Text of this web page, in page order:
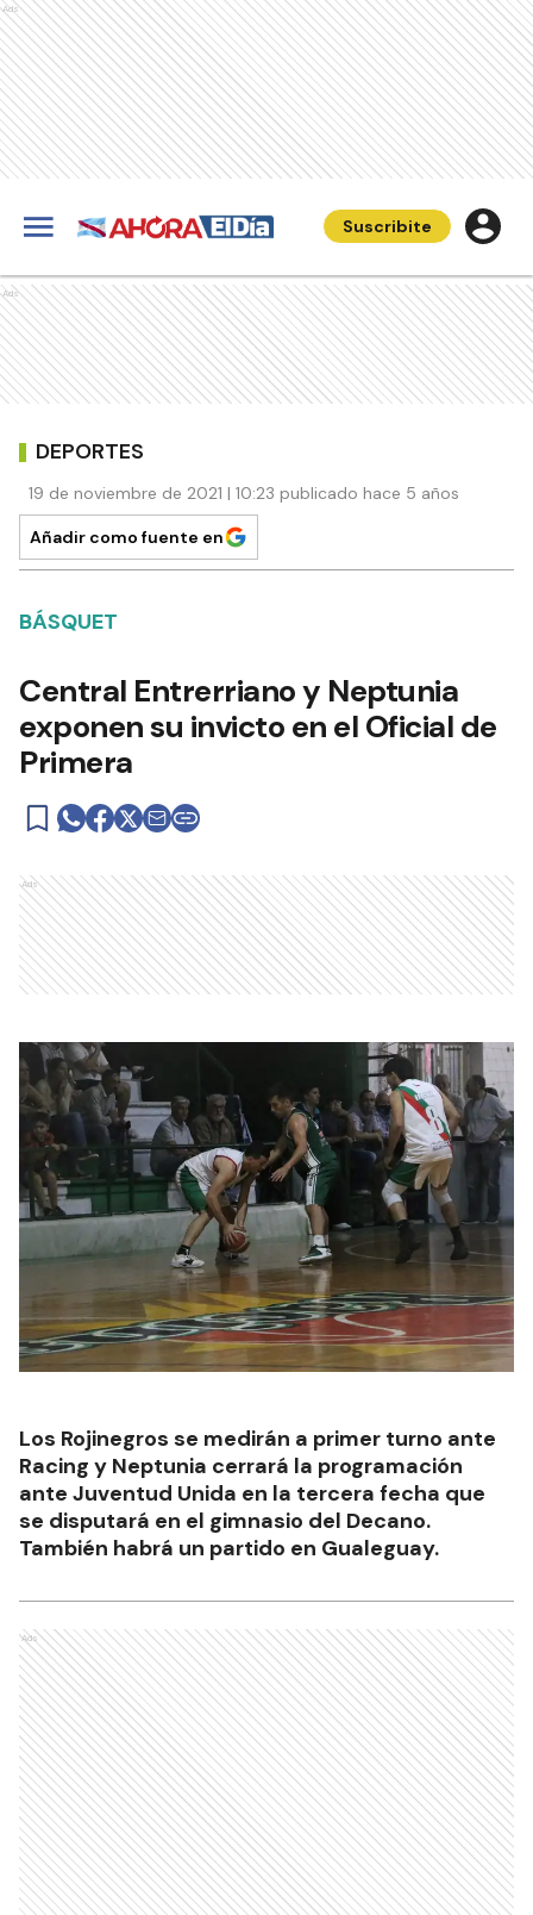
Ads
Suscribite
Ads
DEPORTES
19 de noviembre de 2021 | 10:23 publicado hace 5 años
Añadir como fuente en
BÁSQUET
Central Entrerriano y Neptunia
exponen su invicto en el Oficial de
Primera
Ads
Los Rojinegros se medirán a primer turno ante
Racing y Neptunia cerrará la programación
ante Juventud Unida en la tercera fecha que
se disputará en el gimnasio del Decano.
También habrá un partido en Gualeguay.
Ads